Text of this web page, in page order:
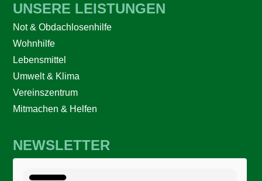
UNSERE LEISTUNGEN
Not & Obdachlosenhilfe
Wohnhilfe
Lebensmittel
Umwelt & Klima
Vereinszentrum
Mitmachen & Helfen
NEWSLETTER